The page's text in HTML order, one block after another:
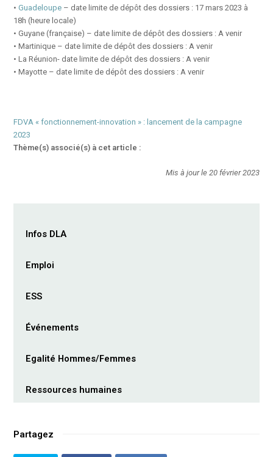
•Guadeloupe – date limite de dépôt des dossiers : 17 mars 2023 à
18h (heure locale)
• Guyane (française) – date limite de dépôt des dossiers : A venir
• Martinique – date limite de dépôt des dossiers : A venir
• La Réunion- date limite de dépôt des dossiers : A venir
• Mayotte – date limite de dépôt des dossiers : A venir
FDVA « fonctionnement-innovation » : lancement de la campagne
2023
Thème(s) associé(s) à cet article :
Mis à jour le 20 février 2023
Infos DLA
Emploi
ESS
Événements
Egalité Hommes/Femmes
Ressources humaines
Partagez